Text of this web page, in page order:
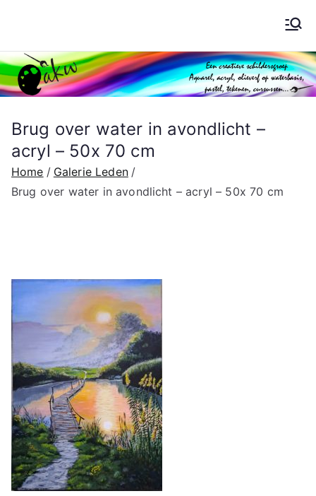
de
inhoud
Schilderen AKW
Brug over water in avondlicht –
acryl – 50x 70 cm
Home
Galerie Leden
Brug over water in avondlicht – acryl – 50x 70 cm